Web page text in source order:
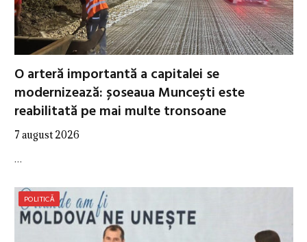
O arteră importantă a capitalei se
modernizează: șoseaua Muncești este
reabilitată pe mai multe tronsoane
7 august 2026
…
POLITICĂ